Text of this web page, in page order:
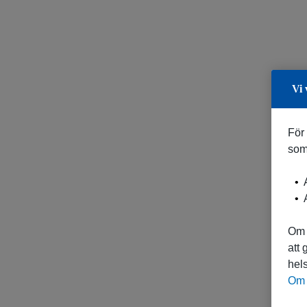
Vi
att